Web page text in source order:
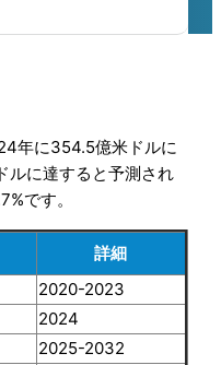
年に354.5億米ドルに
ルに達すると予測され
です。
詳細
2020-2023
2024
2025-2032